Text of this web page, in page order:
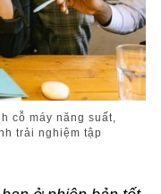
cỗ máy năng suất,
trải nghiệm tập